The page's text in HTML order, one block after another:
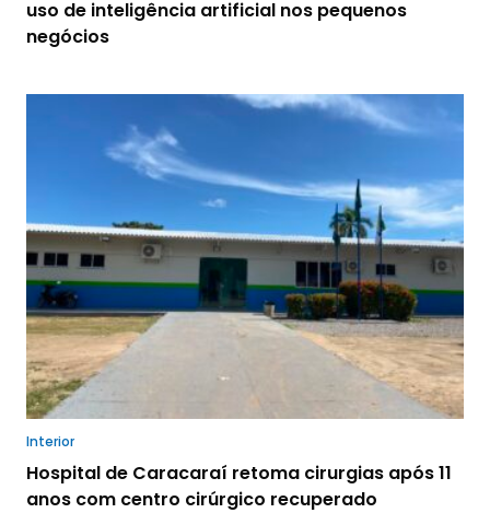
uso de inteligência artificial nos pequenos
negócios
Interior
Hospital de Caracaraí retoma cirurgias após 11
anos com centro cirúrgico recuperado